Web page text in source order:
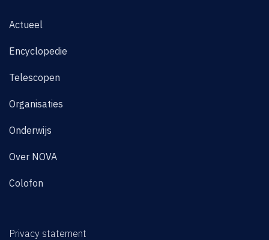
Actueel
Encyclopedie
Telescopen
Organisaties
Onderwijs
Over NOVA
Colofon
Privacy statement